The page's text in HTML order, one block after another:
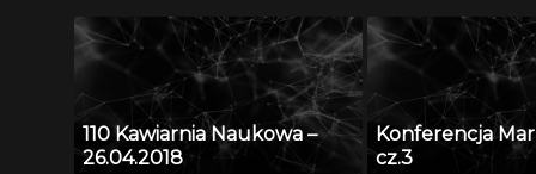
110 Kawiarnia Naukowa –
26.04.2018
Konferencja
cz.3